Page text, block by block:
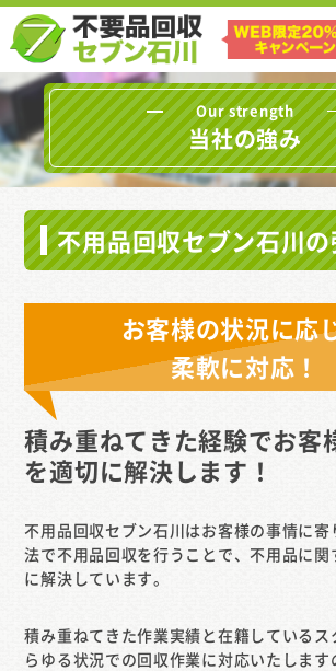
Our strength
当社の強み
不用品回収セブン石川
お客様の状況に応
柔軟に対応！
積み重ねてきた経験でお客
を適切に解決します！
不用品回収セブン石川はお客様の事情に
法で不用品回収を行うことで、不用品に
に解決しています。
積み重ねてきた作業実績と在籍しているス
らゆる状況での回収作業に対応いたしま